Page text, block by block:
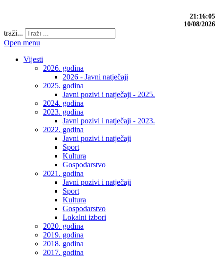
21:16:05
10/08/2026
traži...
Open menu
Vijesti
2026. godina
2026 - Javni natječaji
2025. godina
Javni pozivi i natječaji - 2025.
2024. godina
2023. godina
Javni pozivi i natječaji - 2023.
2022. godina
Javni pozivi i natječaji
Sport
Kultura
Gospodarstvo
2021. godina
Javni pozivi i natječaji
Sport
Kultura
Gospodarstvo
Lokalni izbori
2020. godina
2019. godina
2018. godina
2017. godina